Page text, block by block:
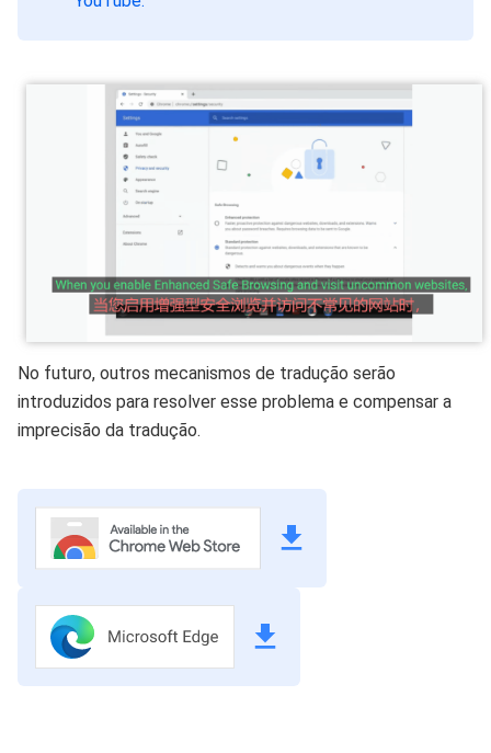
No futuro, outros mecanismos de tradução serão
introduzidos para resolver esse problema e compensar a
imprecisão da tradução.